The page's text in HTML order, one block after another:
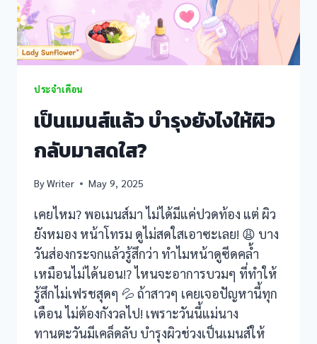
ประจำเดือน
เป็นเมนส์แล้ว บำรุงยังไงให้ผิว
กลับมาสดใส?
ByWriter May 9, 2025
เคยไหม? พอเมนส์มา ไม่ได้มีแค่ปวดท้อง แต่ ผิว
ยังหมอง หน้าโทรม ดูไม่สดใสเอาซะเลย! 😩 บาง
วันส่องกระจกแล้วรู้สึกว่า ทำไมหน้าดูซีดคล้ำ
เหมือนไม่ได้นอน!? ไหนจะอาการบวมๆ ที่ทำให้
รู้สึกไม่เฟรชสุดๆ 💦 ถ้าสาวๆ เคยเจอปัญหานี้ทุก
เดือน ไม่ต้องกังวลไป! เพราะวันนี้แม่นาง
ทานตะวันมีเคล็ดลับ บำรุงผิวช่วงเป็นเมนส์ให้